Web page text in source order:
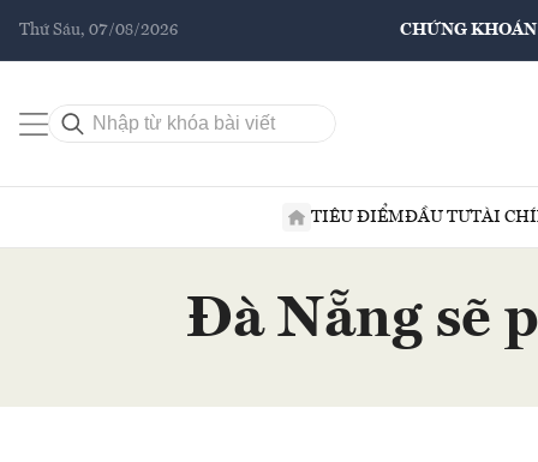
Thứ Sáu, 07/08/2026 CHỨNG KHOÁN
TIÊU ĐIỂMĐẦU TƯTÀI
Đà Nẵng sẽ